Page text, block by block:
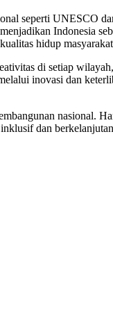
seperti UNESCO
Indonesia
hidup
di setiap
inovasi dan
nasional.
dan